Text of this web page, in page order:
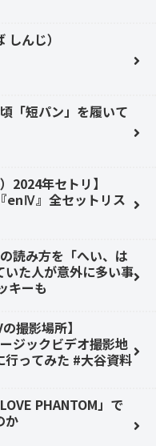
んじ）
「短パン」を履いて
2024年セトリ】
enⅣ』全セットリス
読み方を「へい、は
いた人が意外に多い事
キーも
撮影場所】
ジックビデオ撮影地
行ってみた #大谷資料
PHANTOM」で
か